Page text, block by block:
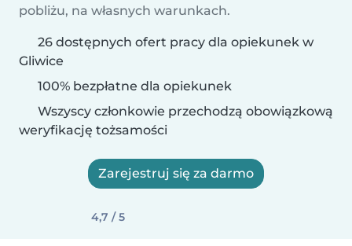
pobliżu, na własnych warunkach.
26 dostępnych ofert pracy dla opiekunek w
Gliwice
100% bezpłatne dla opiekunek
Wszyscy członkowie przechodzą obowiązkową
weryfikację tożsamości
Zarejestruj się za darmo
4,7 / 5